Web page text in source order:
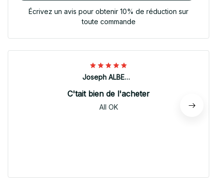
Écrivez un avis pour obtenir 10% de réduction sur
toute commande
Joseph ALBERTINI
C'tait bien de l'acheter
All OK